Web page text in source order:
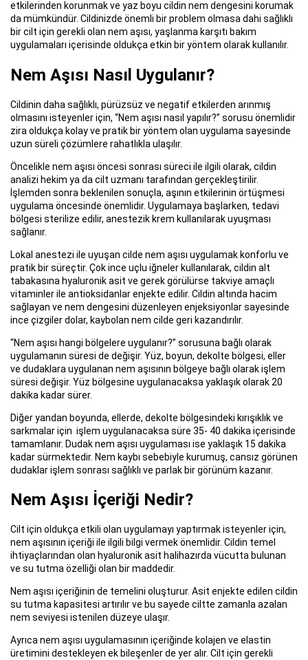
etkilerinden korunmak ve yaz boyu cildin nem dengesini korumak
da mümkündür. Cildinizde önemli bir problem olmasa dahi sağlıklı
bir cilt için gerekli olan nem aşısı, yaşlanma karşıtı bakım
uygulamaları içerisinde oldukça etkin bir yöntem olarak kullanılır.
Nem Aşısı Nasıl Uygulanır?
Cildinin daha sağlıklı, pürüzsüz ve negatif etkilerden arınmış
olmasını isteyenler için, “Nem aşısı nasıl yapılır?” sorusu önemlidir
zira oldukça kolay ve pratik bir yöntem olan uygulama sayesinde
uzun süreli çözümlere rahatlıkla ulaşılır.
Öncelikle nem aşısı öncesi sonrası süreci ile ilgili olarak, cildin
analizi hekim ya da cilt uzmanı tarafından gerçekleştirilir.
İşlemden sonra beklenilen sonuçla, aşının etkilerinin örtüşmesi
uygulama öncesinde önemlidir. Uygulamaya başlarken, tedavi
bölgesi sterilize edilir, anestezik krem kullanılarak uyuşması
sağlanır.
Lokal anestezi ile uyuşan cilde nem aşısı uygulamak konforlu ve
pratik bir süreçtir. Çok ince uçlu iğneler kullanılarak, cildin alt
tabakasına hyaluronik asit ve gerek görülürse takviye amaçlı
vitaminler ile antioksidanlar enjekte edilir. Cildin altında hacim
sağlayan ve nem dengesini düzenleyen enjeksiyonlar sayesinde
ince çizgiler dolar, kaybolan nem cilde geri kazandırılır.
“Nem aşısı hangi bölgelere uygulanır?” sorusuna bağlı olarak
uygulamanın süresi de değişir. Yüz, boyun, dekolte bölgesi, eller
ve dudaklara uygulanan nem aşısının bölgeye bağlı olarak işlem
süresi değişir. Yüz bölgesine uygulanacaksa yaklaşık olarak 20
dakika kadar sürer.
Diğer yandan boyunda, ellerde, dekolte bölgesindeki kırışıklık ve
sarkmalar için işlem uygulanacaksa süre 35- 40 dakika içerisinde
tamamlanır. Dudak nem aşısı uygulaması ise yaklaşık 15 dakika
kadar sürmektedir. Nem kaybı sebebiyle kurumuş, cansız görünen
dudaklar işlem sonrası sağlıklı ve parlak bir görünüm kazanır.
Nem Aşısı İçeriği Nedir?
Cilt için oldukça etkili olan uygulamayı yaptırmak isteyenler için,
nem aşısının içeriği ile ilgili bilgi vermek önemlidir. Cildin temel
ihtiyaçlarından olan hyaluronik asit halihazırda vücutta bulunan
ve su tutma özelliği olan bir maddedir.
Nem aşısı içeriğinin de temelini oluşturur. Asit enjekte edilen cildin
su tutma kapasitesi artırılır ve bu sayede ciltte zamanla azalan
nem seviyesi istenilen düzeye ulaşır.
Ayrıca nem aşısı uygulamasının içeriğinde kolajen ve elastin
üretimini destekleyen ek bileşenler de yer alır. Cilt için gerekli